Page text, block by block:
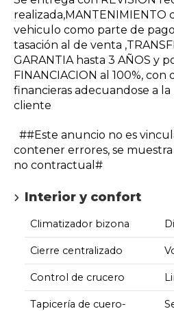
realizada,MANTENIMIENTO
vehiculo como parte de
tasación al de venta
GARANTIA hasta 3 AÑOS y
FINANCIACION al 100%,
financieras adecuandose a
cliente
##Este anuncio no es
contener errores, se
no contractual#
Interior y confort
Climatizador bizona
Cierre centralizado
Control de crucero
Tapicería de cuero-